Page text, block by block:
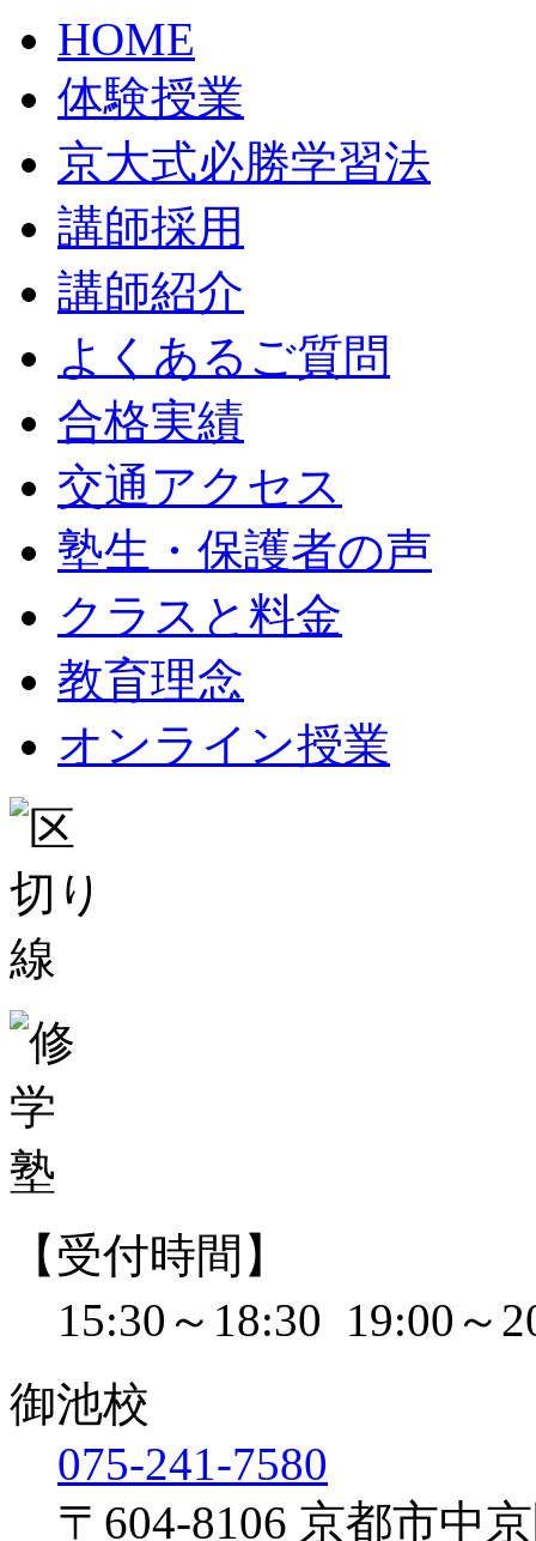
HOME
体験授業
京大式必勝学習法
講師採用
講師紹介
よくあるご質問
合格実績
交通アクセス
塾生・保護者の声
クラスと料金
教育理念
オンライン授業
【受付時間】
15:30～18:30 19:00～
御池校
075-241-7580
〒604-8106 京都市中